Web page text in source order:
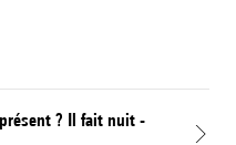
? Il fait nuit -